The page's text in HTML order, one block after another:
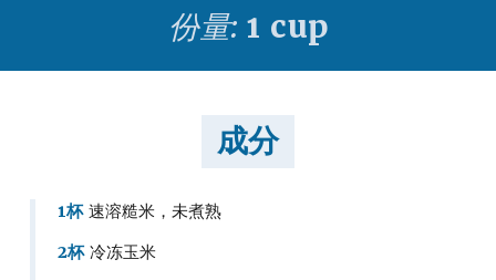
份量: 1 cup
成分
1杯速溶糙米，未煮熟
2杯冷冻玉米